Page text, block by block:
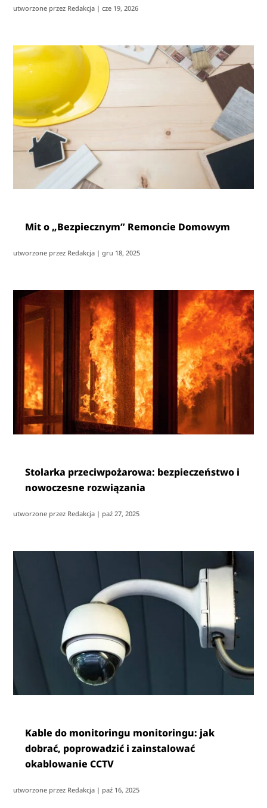
utworzone przez Redakcja |cze 19, 2026
Mit o „Bezpiecznym” Remoncie Domowym
utworzone przez Redakcja |gru 18, 2025
Stolarka przeciwpożarowa: bezpieczeństwo i
nowoczesne rozwiązania
utworzone przez Redakcja | paź 27, 2025
Kable do monitoringu monitoringu: jak
dobrać, poprowadzić i zainstalować
okablowanie CCTV
utworzone przez Redakcja | paź 16, 2025